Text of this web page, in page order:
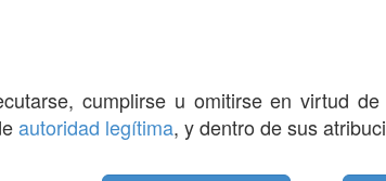
cumplirse u omitirse en virtud
autoridad legítima, y dentro de sus